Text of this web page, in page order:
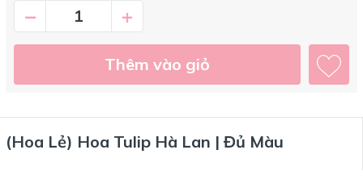
– +
Thêm vào giỏ
(Hoa Lẻ) Hoa Tulip Hà Lan | Đủ Màu